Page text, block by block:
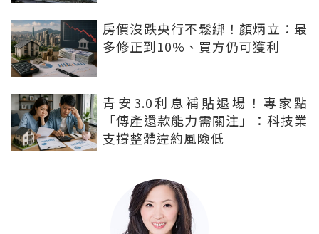
房價沒跌央行不鬆綁！顏炳立：最
多修正到10%、買方仍可獲利
青安3.0利息補貼退場！專家點
「傳產還款能力需關注」：科技業
支撐整體違約風險低